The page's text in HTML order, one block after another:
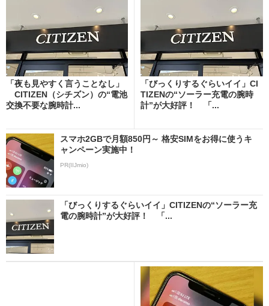
「夜も見やすく言うことなし」
CITIZEN（シチズン）の“電池
交換不要な腕時計...
「びっくりするぐらいイイ」CI
TIZENの“ソーラー充電の腕時
計”が大好評！ 「...
スマホ2GBで月額850円～ 格安SIMをお得に使うキ
ャンペーン実施中！
PR(IIJmio)
「びっくりするぐらいイイ」CITIZENの“ソーラー充
電の腕時計”が大好評！ 「...